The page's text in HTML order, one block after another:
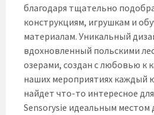
благодаря тщательно
конструкциям, игрушкам и
материалам. Уникальный
вдохновленный польскими
озерами, создан с любовью к
наших мероприятиях каждый
найдет что-то интересное для
Sensorysie идеальным местом